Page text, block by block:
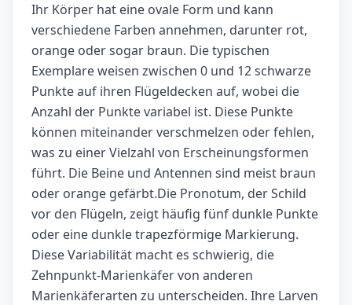
Ihr Körper hat eine ovale Form und kann
verschiedene Farben annehmen, darunter rot,
orange oder sogar braun. Die typischen
Exemplare weisen zwischen 0 und 12 schwarze
Punkte auf ihren Flügeldecken auf, wobei die
Anzahl der Punkte variabel ist. Diese Punkte
können miteinander verschmelzen oder fehlen,
was zu einer Vielzahl von Erscheinungsformen
führt. Die Beine und Antennen sind meist braun
oder orange gefärbt.Die Pronotum, der Schild
vor den Flügeln, zeigt häufig fünf dunkle Punkte
oder eine dunkle trapezförmige Markierung.
Diese Variabilität macht es schwierig, die
Zehnpunkt-Marienkäfer von anderen
Marienkäferarten zu unterscheiden. Ihre Larven